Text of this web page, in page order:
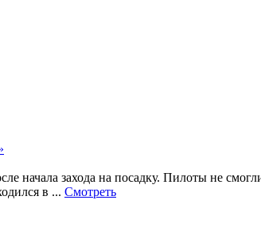
начала захода на посадку. Пилоты не
в ... Смотреть